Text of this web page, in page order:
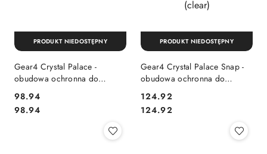
Gear4 Crystal Palace -
obudowa ochronna do
Cena:
98.94
Cena:
98.94
PRODUKT NIEDOSTĘPNY
Gear4 Crystal Palace Snap -
obudowa ochronna do
kompatybilna z MagSafe
(clear)
Cena:
124.92
Cena:
124.92
PRODUKT NIEDOSTĘPNY